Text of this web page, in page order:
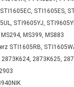
STI1605EC, STI1605ES,
STI9605YJ,
MS294, MS399, MS883
STI1605RB,
2873K624, 2873K625,